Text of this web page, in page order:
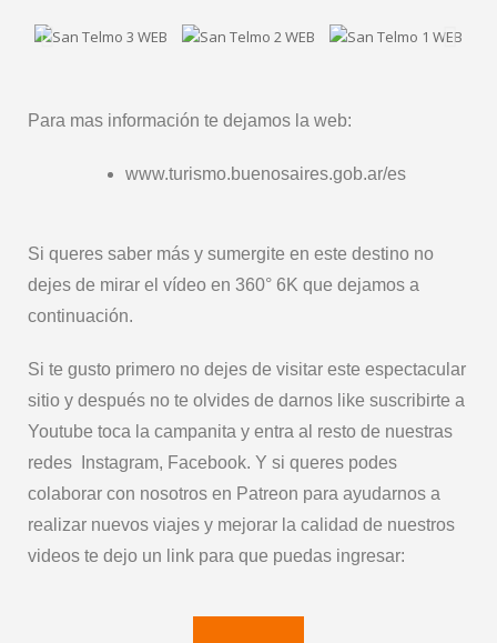
Para mas información te dejamos la web:
www.turismo.buenosaires.gob.ar/es
Si queres saber más y sumergite en este destino no
dejes de mirar el vídeo en 360° 6K que dejamos a
continuación.
Si te gusto primero no dejes de visitar este espectacular
sitio y después no te olvides de darnos like suscribirte a
Youtube toca la campanita y entra al resto de nuestras
redes Instagram, Facebook. Y si queres podes
colaborar con nosotros en Patreon para ayudarnos a
realizar nuevos viajes y mejorar la calidad de nuestros
videos te dejo un link para que puedas ingresar: